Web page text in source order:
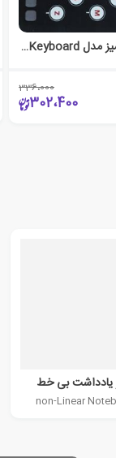
دفتر شومیز مدل Keyboard سری Retro (همین)
336،000
302،400
یادداشت بی خط
non-Linear